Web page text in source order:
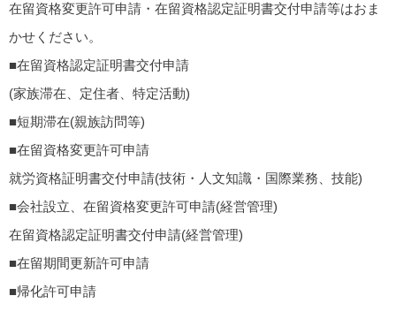
在留資格変更許可申請・在留資格認定証明書交付申請等はおま
かせください。
■在留資格認定証明書交付申請
(家族滞在、定住者、特定活動)
■短期滞在(親族訪問等)
■在留資格変更許可申請
就労資格証明書交付申請(技術・人文知識・国際業務、技能)
■会社設立、在留資格変更許可申請(経営管理)
在留資格認定証明書交付申請(経営管理)
■在留期間更新許可申請
■帰化許可申請